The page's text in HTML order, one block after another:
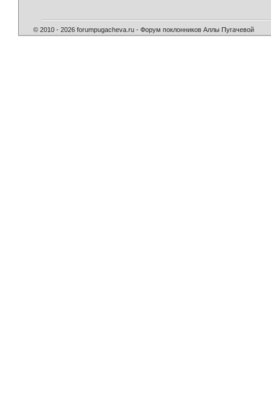
© 2010 - 2026 forumpugacheva.ru - Форум поклонников Аллы Пугачевой